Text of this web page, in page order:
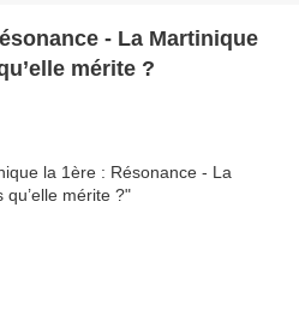
- La Martinique
mérite ?